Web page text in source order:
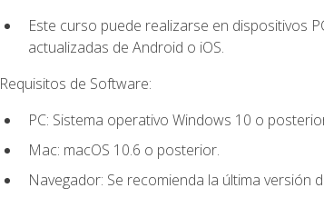
Este curso puede realizarse en dispositivos
actualizadas de Android o iOS.
Requisitos de Software:
PC: Sistema operativo Windows 10 o
Mac: macOS 10.6 o posterior.
Navegador: Se recomienda la última versión